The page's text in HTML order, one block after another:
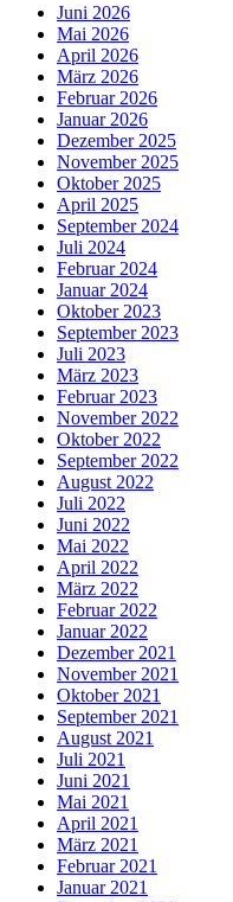
Juni 2026
Mai 2026
April 2026
März 2026
Februar 2026
Januar 2026
Dezember 2025
November 2025
Oktober 2025
April 2025
September 2024
Juli 2024
Februar 2024
Januar 2024
Oktober 2023
September 2023
Juli 2023
März 2023
Februar 2023
November 2022
Oktober 2022
September 2022
August 2022
Juli 2022
Juni 2022
Mai 2022
April 2022
März 2022
Februar 2022
Januar 2022
Dezember 2021
November 2021
Oktober 2021
September 2021
August 2021
Juli 2021
Juni 2021
Mai 2021
April 2021
März 2021
Februar 2021
Januar 2021